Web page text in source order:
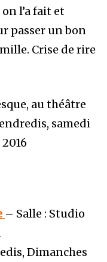
l’a fait et
passer un bon
Crise de rire
au théâtre
samedi
– Salle : Studio
Dimanches